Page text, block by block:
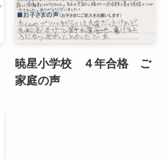
暁星小学校 ４年合格 ご
家庭の声